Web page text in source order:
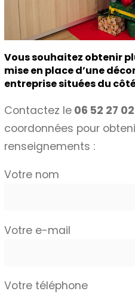
Vous souhaitez obtenir
mise en place d’une
entreprise situées du
Contactez le 06 52 27 02
coordonnées pour
renseignements :
Votre nom
Votre e-mail
Votre téléphone